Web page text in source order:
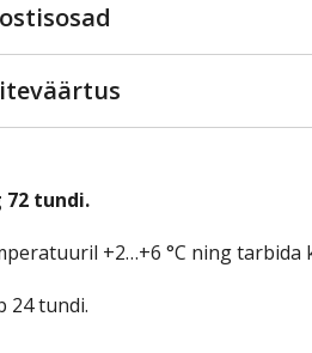
72 tundi.
+2…+6 °C ning
24 tundi.